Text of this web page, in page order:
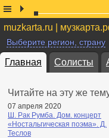
muzkarta.ru |
Выберите регион, страну
Главная Солисты
Читайте на эту же
07 апреля 2020
Ш. Рак Румба. Дом. концерт
«Ностальгическая поэма». Д.
Теслов